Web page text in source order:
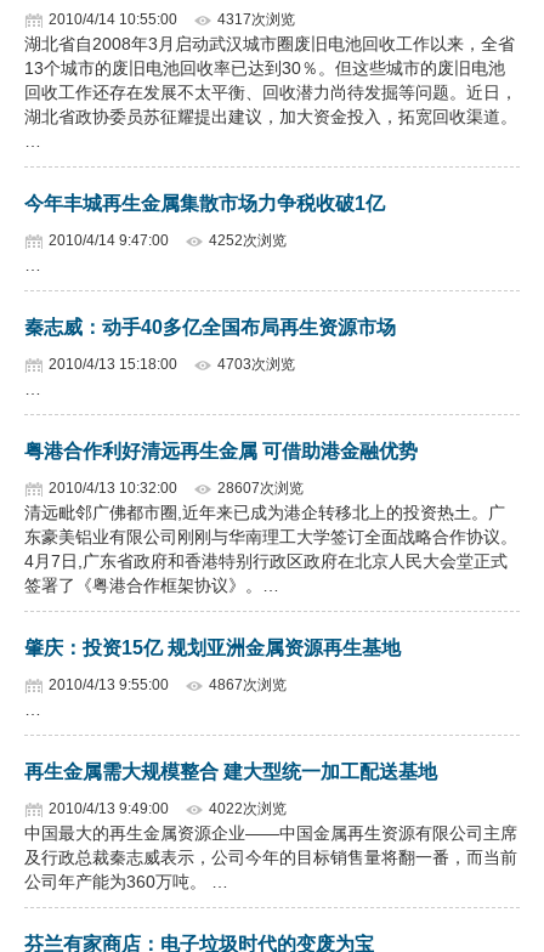
2010/4/14 10:55:00 4317次浏览
湖北省自2008年3月启动武汉城市圈废旧电池回收工作以来，全省
13个城市的废旧电池回收率已达到30％。但这些城市的废旧电池
回收工作还存在发展不太平衡、回收潜力尚待发掘等问题。近日，
湖北省政协委员苏征耀提出建议，加大资金投入，拓宽回收渠道。
今年丰城再生金属集散市场力争税收破1亿
2010/4/14 9:47:00 4252次浏览
秦志威：动手40多亿全国布局再生资源市场
2010/4/13 15:18:00 4703次浏览
粤港合作利好清远再生金属 可借助港金融优势
2010/4/13 10:32:00 28607次浏览
清远毗邻广佛都市圈,近年来已成为港企转移北上的投资热土。广
东豪美铝业有限公司刚刚与华南理工大学签订全面战略合作协议。
4月7日,广东省政府和香港特别行政区政府在北京人民大会堂正式
签署了《粤港合作框架协议》。…
肇庆：投资15亿 规划亚洲金属资源再生基地
2010/4/13 9:55:00 4867次浏览
再生金属需大规模整合 建大型统一加工配送基地
2010/4/13 9:49:00 4022次浏览
中国最大的再生金属资源企业——中国金属再生资源有限公司主席
及行政总裁秦志威表示，公司今年的目标销售量将翻一番，而当前
公司年产能为360万吨。 …
芬兰有家商店：电子垃圾时代的变废为宝